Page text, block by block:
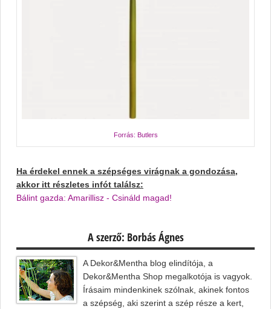
Forrás: Butlers
Ha érdekel ennek a szépséges virágnak a gondozása,
akkor itt részletes infót találsz:
Bálint gazda: Amarillisz - Csináld magad!
A szerző: Borbás Ágnes
A Dekor&Mentha blog elindítója, a
Dekor&Mentha Shop megalkotója is vagyok.
Írásaim mindenkinek szólnak, akinek fontos
a szépség, aki szerint a szép része a kert,